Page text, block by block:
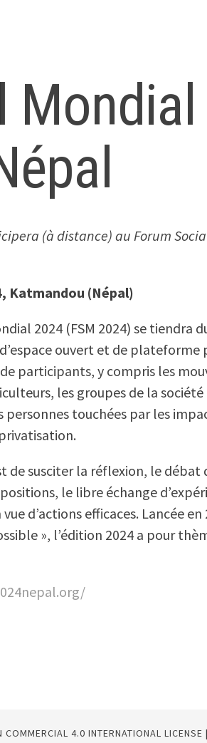
(à distance) au Forum
Katmandou (Népal)
2024 (FSM 2024) se tiendra
ouvert et de
participants, y compris les
les groupes de la
personnes touchées par les
de susciter la réflexion, le débat
le libre échange
d’actions efficaces. Lancée en
», l’édition 2024 a pour
COMMERCIAL 4.0 INTERNATIONAL LICENSE